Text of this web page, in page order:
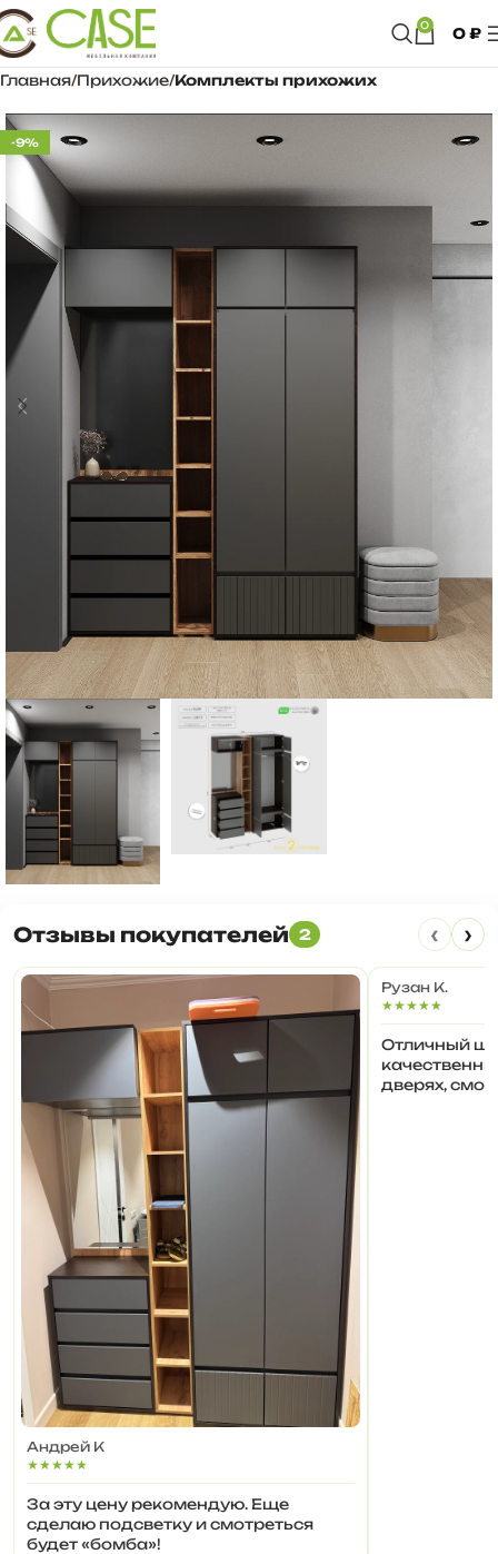
0 0₽
Главная Прихожие Комплекты прихожих
-9%
Отзывы покупателей 2 ‹ ›
Андрей К
★★★★★
За эту цену рекомендую. Еще
сделаю подсветку и смотреться
будет «бомба»!
Рузан К.
★★★★★
Отличный
дверях,